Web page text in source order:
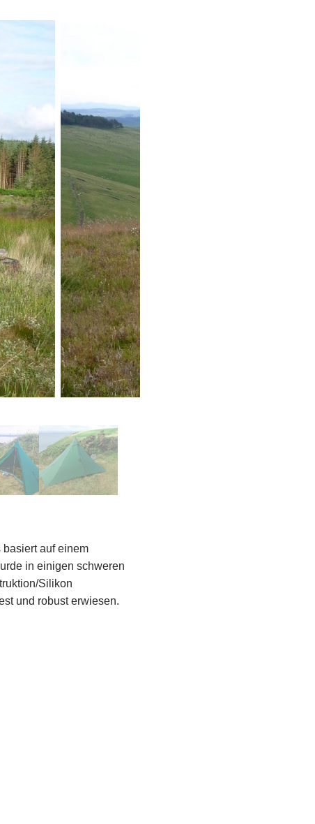
auf einem
in einigen schweren
Silikon
und robust erwiesen.